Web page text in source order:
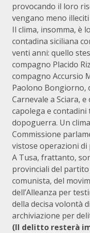
provocando il loro
vengano meno
Il clima, insomma, è
contadina siciliana
venti anni: quello
compagno Placido
compagno Accursio
Paolono Bongiorno,
Carnevale a Sciara,
capolega e
dopoguerra. Un
Commissione
vistose operazioni
A Tusa, frattanto,
provinciali del
comunista, del
dell’Alleanza per
della decisa volontà
archiviazione per
(Il delitto resterà